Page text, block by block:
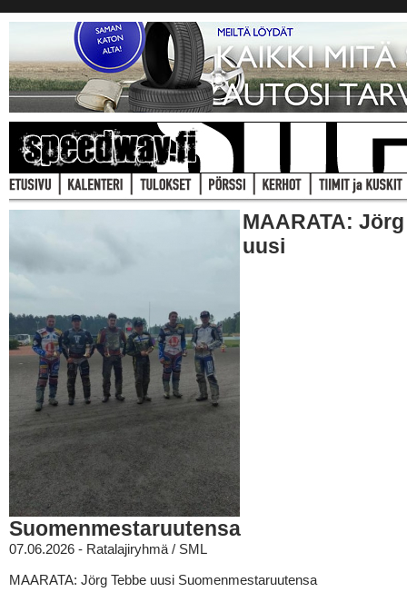
MAARATA:
uusi
Suomenmestaruutensa
07.06.2026 - Ratalajiryhmä / SML
MAARATA: Jörg Tebbe uusi Suomenmestaruutensa